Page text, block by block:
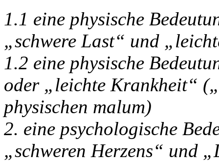
1.1 eine physische
„schwere Last“ und
1.2 eine physische
oder „leichte Krankheit“
physischen malum)
2. eine psychologische
„schweren Herzens“ und